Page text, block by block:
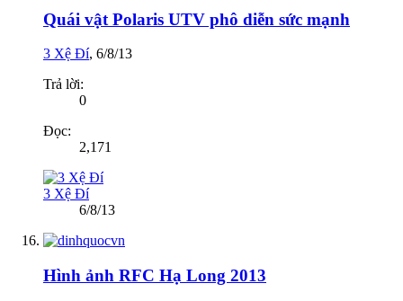
Quái vật Polaris UTV phô diễn sức mạnh
3 Xệ Đí, 6/8/13
Trả lời:
0
Đọc:
2,171
3 Xệ Đí
6/8/13
Hình ảnh RFC Hạ Long 2013